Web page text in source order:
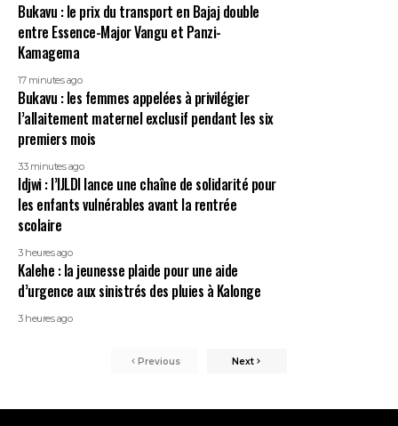
Bukavu : le prix du transport en Bajaj double
entre Essence-Major Vangu et Panzi-
Kamagema
17 minutes ago
Bukavu : les femmes appelées à privilégier
l’allaitement maternel exclusif pendant les six
premiers mois
33 minutes ago
Idjwi : l’IJLDI lance une chaîne de solidarité pour
les enfants vulnérables avant la rentrée
scolaire
3 heures ago
Kalehe : la jeunesse plaide pour une aide
d’urgence aux sinistrés des pluies à Kalonge
3 heures ago
Previous Next